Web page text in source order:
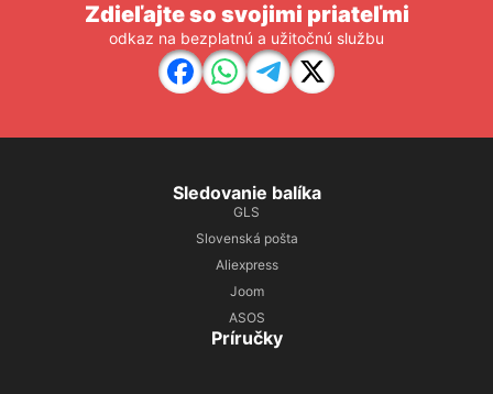
Zdieľajte so svojimi priateľmi
odkaz na bezplatnú a užitočnú službu
Sledovanie balíka
GLS
Slovenská pošta
Aliexpress
Joom
ASOS
Príručky